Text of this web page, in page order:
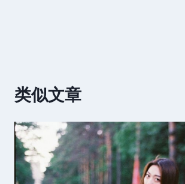
类似文章